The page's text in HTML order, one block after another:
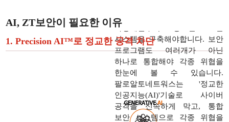
AI, ZT보안이 필요한 이유
1. Precision AI™로 정교한 공격 차단
정부 및 공공기관은 해킹 방식이
다양해질수록 정교한 보안
시스템을 구축해야합니다. 보안
프로그램도 여러개가 아닌
하나로 통합해야 각종 위협을
한눈에 볼 수 있습니다.
팔로알토네트워스는 '정교한
인공지능(AI)'기술로 사이버
공격을 신속하게 막고, 통합
보안 시스템으로 각종 위협을